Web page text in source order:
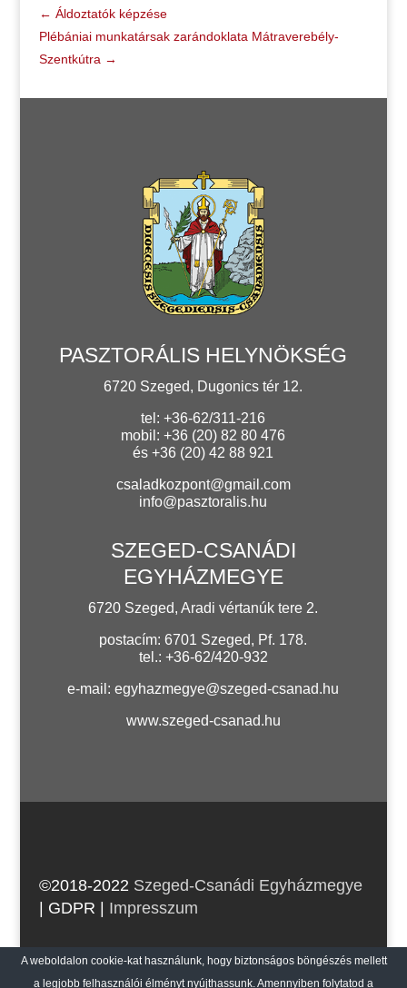
← Áldoztatók képzése
Plébániai munkatársak zarándoklata Mátraverebély-
Szentkútra→
PASZTORÁLIS HELYNÖKSÉG
6720 Szeged, Dugonics tér 12.
tel: +36-62/311-216
mobil: +36 (20) 82 80 476
és +36 (20) 42 88 921
csaladkozpont@gmail.com
info@pasztoralis.hu
SZEGED-CSANÁDI
EGYHÁZMEGYE
6720 Szeged, Aradi vértanúk tere 2.
postacím: 6701 Szeged, Pf. 178.
tel.: +36-62/420-932
e-mail:egyhazmegye@szeged-csanad.hu
www.szeged-csanad.hu
©2018-2022 Szeged-Csanádi Egyházmegye
| GDPR
Impresszum
web:craetive.hu| host:rackforest.com
A weboldalon cookie-kat használunk, hogy biztonságos böngészés mellett
a legjobb felhasználói élményt nyújthassunk. Amennyiben folytatod a